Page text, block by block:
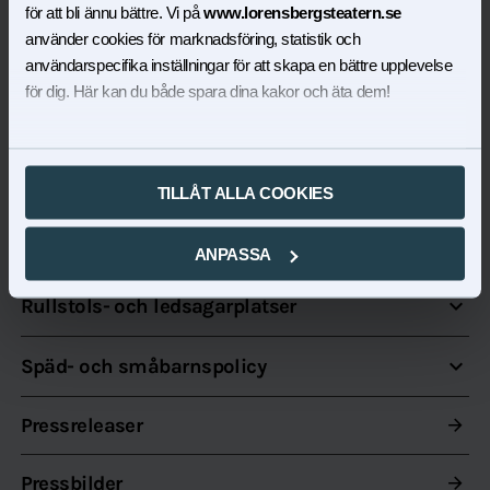
för att bli ännu bättre. Vi påwww.lorensbergsteatern.se
använder cookies för marknadsföring, statistik och
användarspecifika inställningar för att skapa en bättre upplevelse
för dig. Här kan du både spara dina kakor och äta dem!
TILLÅT ALLA COOKIES
ANPASSA
Pris
Rullstols- och ledsagarplatser expand_more
Späd- och småbarnspolicy expand_more
Pressreleaser arrow_forward
Pressbilder arrow_forward